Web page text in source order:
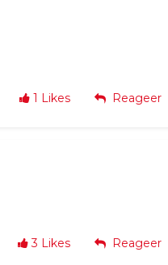
1 Likes Reageer
3 Likes Reageer